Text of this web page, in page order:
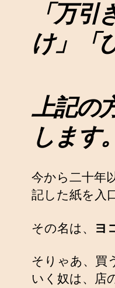
「万
け」「
上記の
します。
今から二十年
記した紙を入
その名は、 ヨ
そりゃあ、買
いく奴は、店